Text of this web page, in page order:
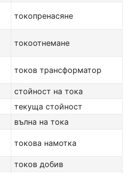
токопренасяне
токоотнемане
токов трансформатор
стойност на тока
текуща стойност
вълна на тока
токова намотка
токов добив